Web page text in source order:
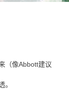
（像Abbott建议
。